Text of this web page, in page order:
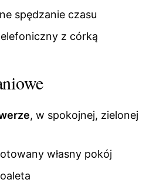
spędzanie czasu
z córką
, w spokojnej, zielonej
własny pokój